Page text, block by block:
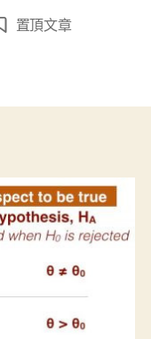
置頂文章